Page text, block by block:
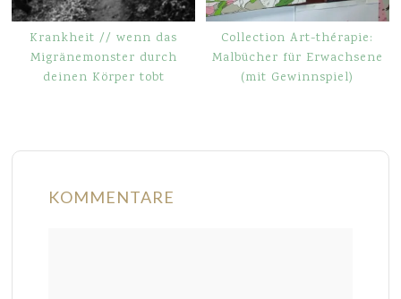
Krankheit // wenn das
Migränemonster durch
deinen Körper tobt
Collection Art-thérapie:
Malbücher für Erwachsene
(mit Gewinnspiel)
KOMMENTARE